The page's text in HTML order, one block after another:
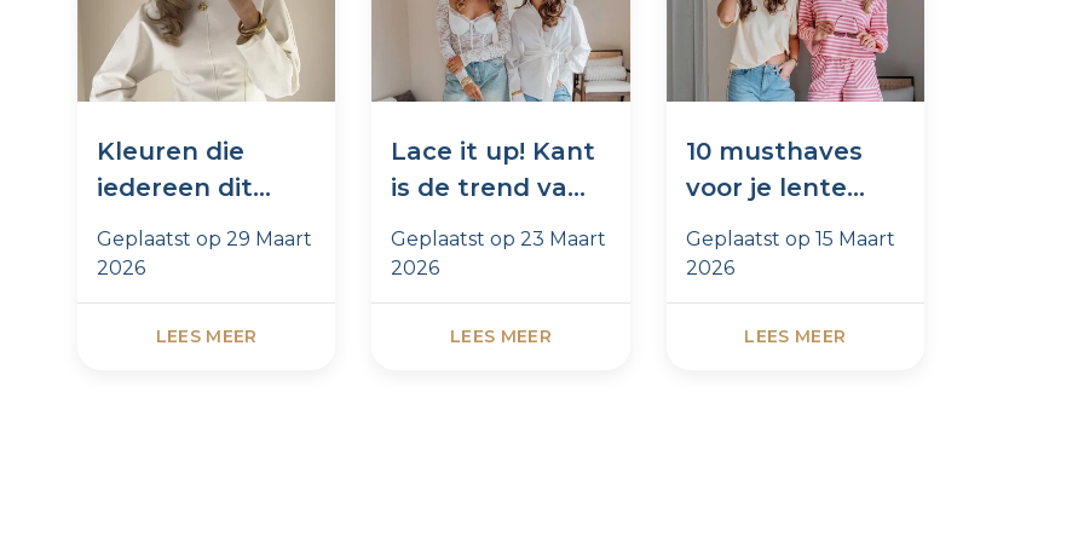
Kleuren die
iedereen dit
seizoen draagt
Geplaatst op 29 Maart
2026
LEES MEER
Lace it up! Kant
is de trend van
dit moment
Geplaatst op23 Maart
2026
LEES MEER
10 musthaves
voor je lente
garderobe
Geplaatst op 15 Maart
2026
LEES MEER